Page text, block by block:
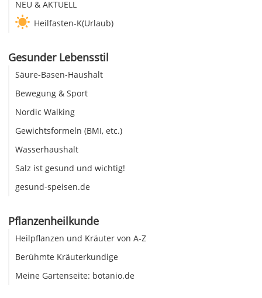
NEU & AKTUELL
Heilfasten-K(Urlaub)
Gesunder Lebensstil
Säure-Basen-Haushalt
Bewegung & Sport
Nordic Walking
Gewichtsformeln (BMI, etc.)
Wasserhaushalt
Salz ist gesund und wichtig!
gesund-speisen.de
Pflanzenheilkunde
Heilpflanzen und Kräuter von A-Z
Berühmte Kräuterkundige
Meine Gartenseite: botanio.de